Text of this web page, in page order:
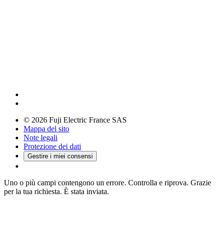
© 2026 Fuji Electric France SAS
Mappa del sito
Note legali
Protezione dei dati
Gestire i miei consensi
Uno o più campi contengono un errore. Controlla e riprova. Grazie
per la tua richiesta. È stata inviata.